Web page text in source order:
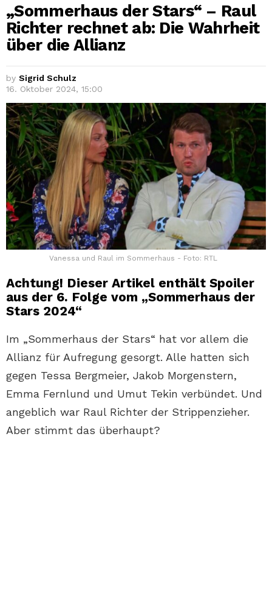
„Sommerhaus der Stars“ – Raul
Richter rechnet ab: Die Wahrheit
über die Allianz
by Sigrid Schulz
16. Oktober 2024, 15:00
Vanessa und Raul im Sommerhaus - Foto: RTL
Achtung! Dieser Artikel enthält Spoiler
aus der 6. Folge vom „Sommerhaus der
Stars 2024“
Im „Sommerhaus der Stars“ hat vor allem die
Allianz für Aufregung gesorgt. Alle hatten sich
gegen Tessa Bergmeier, Jakob Morgenstern,
Emma Fernlund und Umut Tekin verbündet. Und
angeblich war Raul Richter der Strippenzieher.
Aber stimmt das überhaupt?